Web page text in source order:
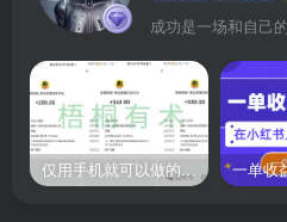
成功是一场和自己
仅用手机就可以做的小项目，当天就能见钱，每天100-300